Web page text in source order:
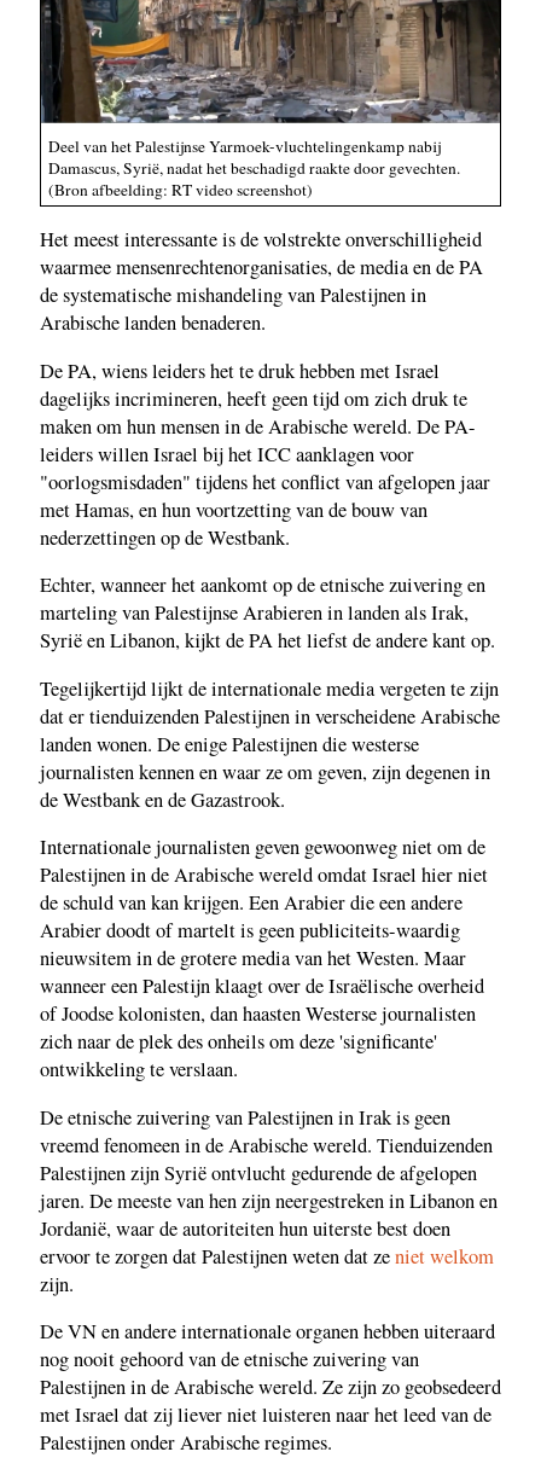
Deel van het Palestijnse Yarmoek-vluchtelingenkamp nabij
Damascus, Syrië, nadat het beschadigd raakte door gevechten.
(Bron afbeelding: RT video screenshot)
Het meest interessante is de volstrekte onverschilligheid
waarmee mensenrechtenorganisaties, de media en de PA
de systematische mishandeling van Palestijnen in
Arabische landen benaderen.
De PA, wiens leiders het te druk hebben met Israel
dagelijks incrimineren, heeft geen tijd om zich druk te
maken om hun mensen in de Arabische wereld. De PA-
leiders willen Israel bij het ICC aanklagen voor
"oorlogsmisdaden" tijdens het conflict van afgelopen jaar
met Hamas, en hun voortzetting van de bouw van
nederzettingen op de Westbank.
Echter, wanneer het aankomt op de etnische zuivering en
marteling van Palestijnse Arabieren in landen als Irak,
Syrië en Libanon, kijkt de PA het liefst de andere kant op.
Tegelijkertijd lijkt de internationale media vergeten te zijn
dat er tienduizenden Palestijnen in verscheidene Arabische
landen wonen. De enige Palestijnen die westerse
journalisten kennen en waar ze om geven, zijn degenen in
de Westbank en de Gazastrook.
Internationale journalisten geven gewoonweg niet om de
Palestijnen in de Arabische wereld omdat Israel hier niet
de schuld van kan krijgen. Een Arabier die een andere
Arabier doodt of martelt is geen publiciteits-waardig
nieuwsitem in de grotere media van het Westen. Maar
wanneer een Palestijn klaagt over de Israëlische overheid
of Joodse kolonisten, dan haasten Westerse journalisten
zich naar de plek des onheils om deze 'significante'
ontwikkeling te verslaan.
De etnische zuivering van Palestijnen in Irak is geen
vreemd fenomeen in de Arabische wereld. Tienduizenden
Palestijnen zijn Syrië ontvlucht gedurende de afgelopen
jaren. De meeste van hen zijn neergestreken in Libanon en
Jordanië, waar de autoriteiten hun uiterste best doen
ervoor te zorgen dat Palestijnen weten dat zeniet welkom
zijn.
De VN en andere internationale organen hebben uiteraard
nog nooit gehoord van de etnische zuivering van
Palestijnen in de Arabische wereld. Ze zijn zo geobsedeerd
met Israel dat zij liever niet luisteren naar het leed van de
Palestijnen onder Arabische regimes.